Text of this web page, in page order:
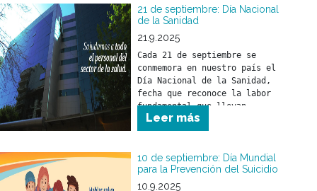
21 de septiembre: Día Nacional
de la Sanidad
21.9.2025
Cada 21 de septiembre se
conmemora en nuestro país el
Día Nacional de la Sanidad,
fecha que reconoce la labor
fundamental que llevan
adelante los trabajadores y
trabajadoras del sector
Leer más
10 de septiembre: Día Mundial
para la Prevención del Suicidio
10.9.2025